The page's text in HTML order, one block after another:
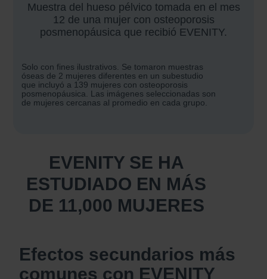
Muestra del hueso pélvico tomada en el mes
12 de una mujer con osteoporosis
posmenopáusica que recibió EVENITY.
Solo con fines ilustrativos. Se tomaron muestras
óseas de 2 mujeres diferentes en un subestudio
que incluyó a 139 mujeres con osteoporosis
posmenopáusica. Las imágenes seleccionadas son
de mujeres cercanas al promedio en cada grupo.
EVENITY SE HA
ESTUDIADO EN MÁS
DE 11,000 MUJERES
Efectos secundarios más
comunes con EVENITY